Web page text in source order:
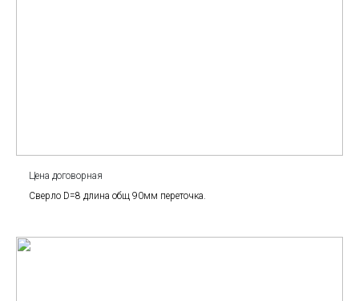
Цена договорная
Сверло D=8 длина общ 90мм переточка.